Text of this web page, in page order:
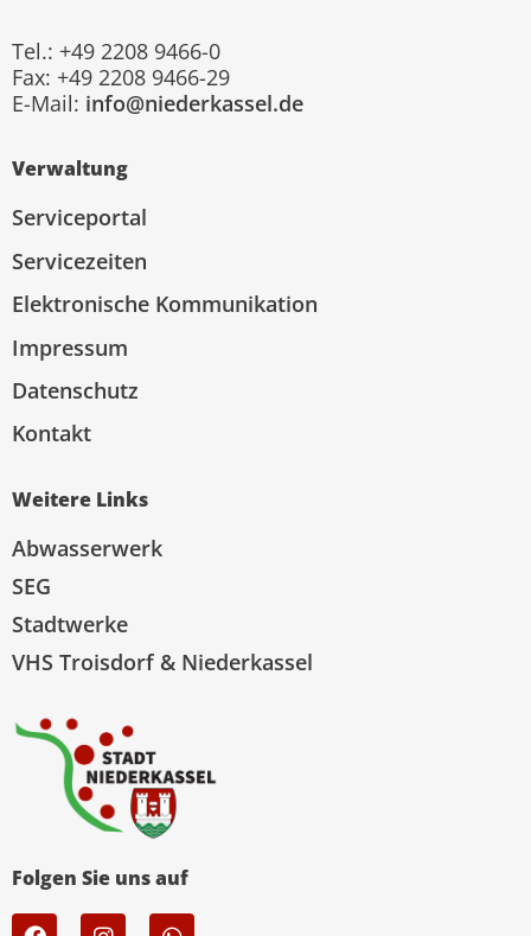
Tel.: +49 2208 9466-0
Fax: +49 2208 9466-29
E-Mail: info@niederkassel.de
Verwaltung
Serviceportal
Servicezeiten
Elektronische Kommunikation
Impressum
Datenschutz
Kontakt
Weitere Links
Abwasserwerk
SEG
Stadtwerke
VHS Troisdorf & Niederkassel
Folgen Sie uns auf